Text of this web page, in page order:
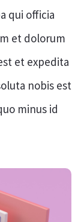
qui officia
et dolorum
et expedita
nobis est
minus id